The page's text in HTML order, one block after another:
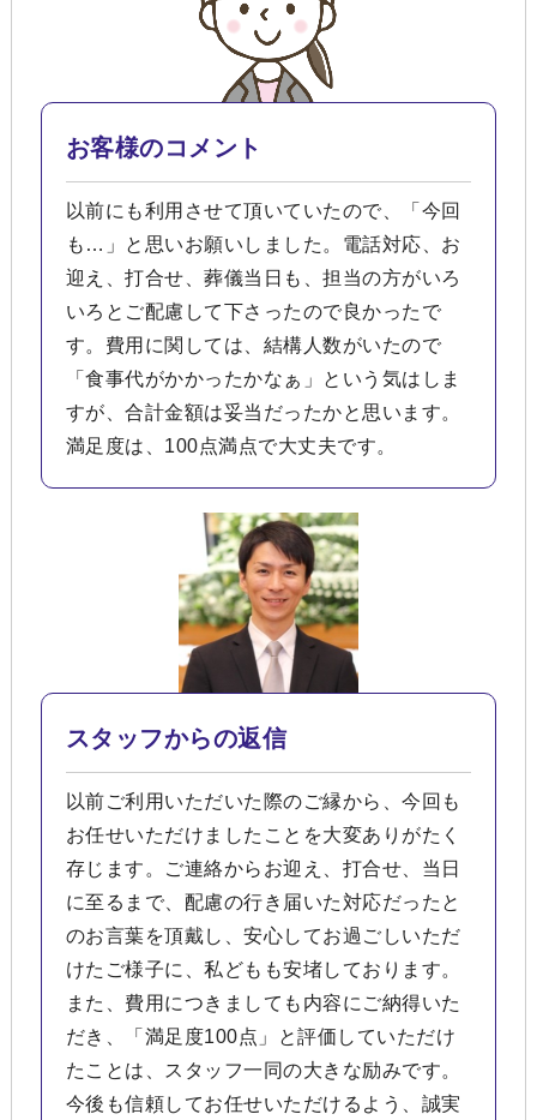
お客様のコメント
以前にも利用させて頂いていたので、「今回
も…」と思いお願いしました。電話対応、お
迎え、打合せ、葬儀当日も、担当の方がいろ
いろとご配慮して下さったので良かったで
す。費用に関しては、結構人数がいたので
「食事代がかかったかなぁ」という気はしま
すが、合計金額は妥当だったかと思います。
満足度は、100点満点で大丈夫です。
スタッフからの返信
以前ご利用いただいた際のご縁から、今回も
お任せいただけましたことを大変ありがたく
存じます。ご連絡からお迎え、打合せ、当日
に至るまで、配慮の行き届いた対応だったと
のお言葉を頂戴し、安心してお過ごしいただ
けたご様子に、私どもも安堵しております。
また、費用につきましても内容にご納得いた
だき、「満足度100点」と評価していただけ
たことは、スタッフ一同の大きな励みです。
今後も信頼してお任せいただけるよう、誠実